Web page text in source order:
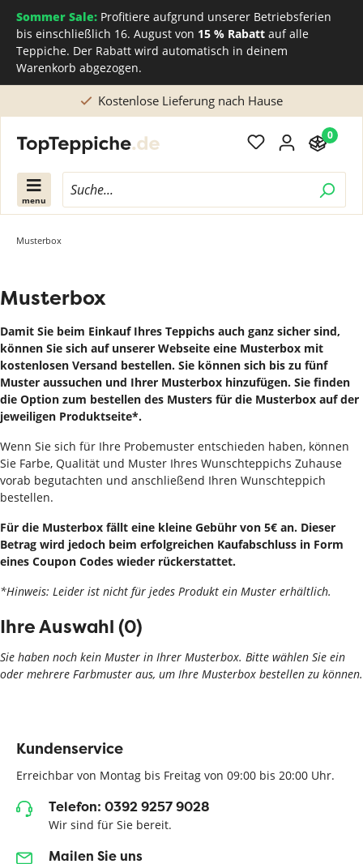
Sommer Sale: Profitiere aufgrund unserer Betriebsferien
bis einschließlich 16. August von 15 % Rabatt auf alle
Teppiche. Der Rabatt wird automatisch in deinem
Warenkorb abgezogen.
Kostenlose Lieferung nach Hause
menu
0
Musterbox
Musterbox
Damit Sie beim Einkauf Ihres Teppichs auch ganz sicher sind,
können Sie sich auf unserer Webseite eine Musterbox mit
kostenlosen Versand bestellen. Sie können sich bis zu fünf
Muster aussuchen und Ihrer Musterbox hinzufügen. Sie finden
die Option zum bestellen des Musters für die Musterbox auf der
jeweiligen Produktseite*.
Wenn Sie sich für Ihre Probemuster entschieden haben, können
Sie Farbe, Qualität und Muster Ihres Wunschteppichs Zuhause
vorab begutachten und anschließend Ihren Wunschteppich
bestellen.
Für die Musterbox fällt eine kleine Gebühr von 5€ an. Dieser
Betrag wird jedoch beim erfolgreichen Kaufabschluss in Form
eines Coupon Codes wieder rückerstattet.
*Hinweis: Leider ist nicht für jedes Produkt ein Muster erhältlich.
Ihre Auswahl (0)
Sie haben noch kein Muster in Ihrer Musterbox. Bitte wählen Sie ein
oder mehrere Farbmuster aus, um Ihre Musterbox bestellen zu können.
Kundenservice
Erreichbar von Montag bis Freitag von 09:00 bis 20:00 Uhr.
Telefon: 0392 9257 9028
Wir sind für Sie bereit.
Mailen Sie uns